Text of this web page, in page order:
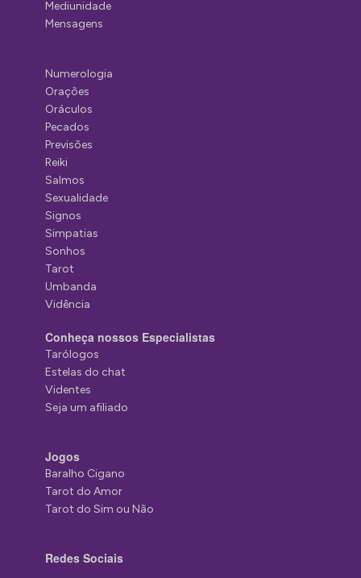
Mediunidade
Mensagens
Numerologia
Orações
Oráculos
Pecados
Previsões
Reiki
Salmos
Sexualidade
Signos
Simpatias
Sonhos
Tarot
Umbanda
Vidência
Conheça nossos Especialistas
Tarólogos
Estelas do chat
Videntes
Seja um afiliado
Jogos
Baralho Cigano
Tarot do Amor
Tarot do Sim ou Não
Redes Sociais